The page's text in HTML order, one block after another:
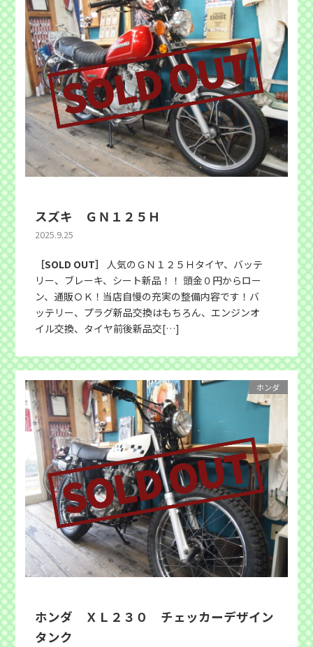
スズキ ＧＮ１２５Ｈ
2025.9.25
［SOLD OUT］
人気のＧＮ１２５Ｈタイヤ、バッテ
リー、ブレーキ、シート新品！！ 頭金０円からロー
ン、通販ＯＫ！当店自慢の充実の整備内容です！バ
ッテリー、プラグ新品交換はもちろん、エンジンオ
イル交換、タイヤ前後新品交[…]
ホンダ
ホンダ ＸＬ２３０ チェッカーデザイン
タンク